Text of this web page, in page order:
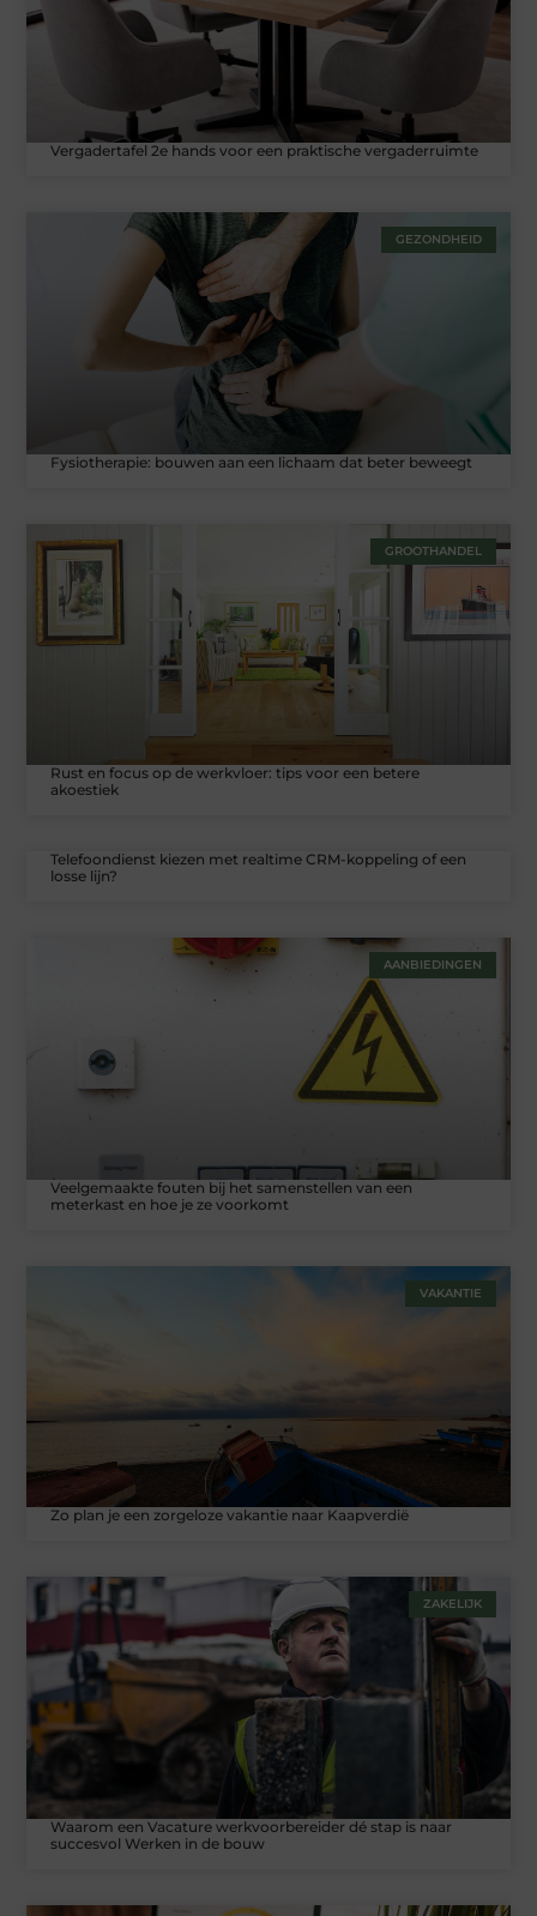
Vergadertafel 2e hands voor een praktische vergaderruimte
GEZONDHEID
Fysiotherapie: bouwen aan een lichaam dat beter beweegt
GROOTHANDEL
Rust en focus op de werkvloer: tips voor een betere
akoestiek
Telefoondienst kiezen met realtime CRM-koppeling of een
losse lijn?
AANBIEDINGEN
Veelgemaakte fouten bij het samenstellen van een
meterkast en hoe je ze voorkomt
VAKANTIE
Zo plan je een zorgeloze vakantie naar Kaapverdië
ZAKELIJK
Waarom een Vacature werkvoorbereider dé stap is naar
succesvol Werken in de bouw